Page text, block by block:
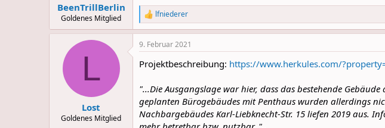
BeenTrillBerlin
Goldenes Mitglied
R
e
a
c
i
s
:
lfniederer
L
Lost
Goldenes Mitglied
9. Februar 2021
Projektbeschreibung: https://www.herkules.com/
"...Die Ausgangslage war hier, dass das bestehende
geplanten Bürogebäudes mit Penthaus wurden allerdings
Nachbargebäudes Karl-Liebknecht-Str. 15 liefen 2019 aus.